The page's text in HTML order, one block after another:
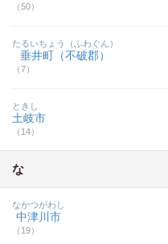
（50）
垂井町（不破郡）
（7）
たるいちょう（ふわぐん）
土岐市
（14）
ときし
な
中津川市
（19）
なかつがわし